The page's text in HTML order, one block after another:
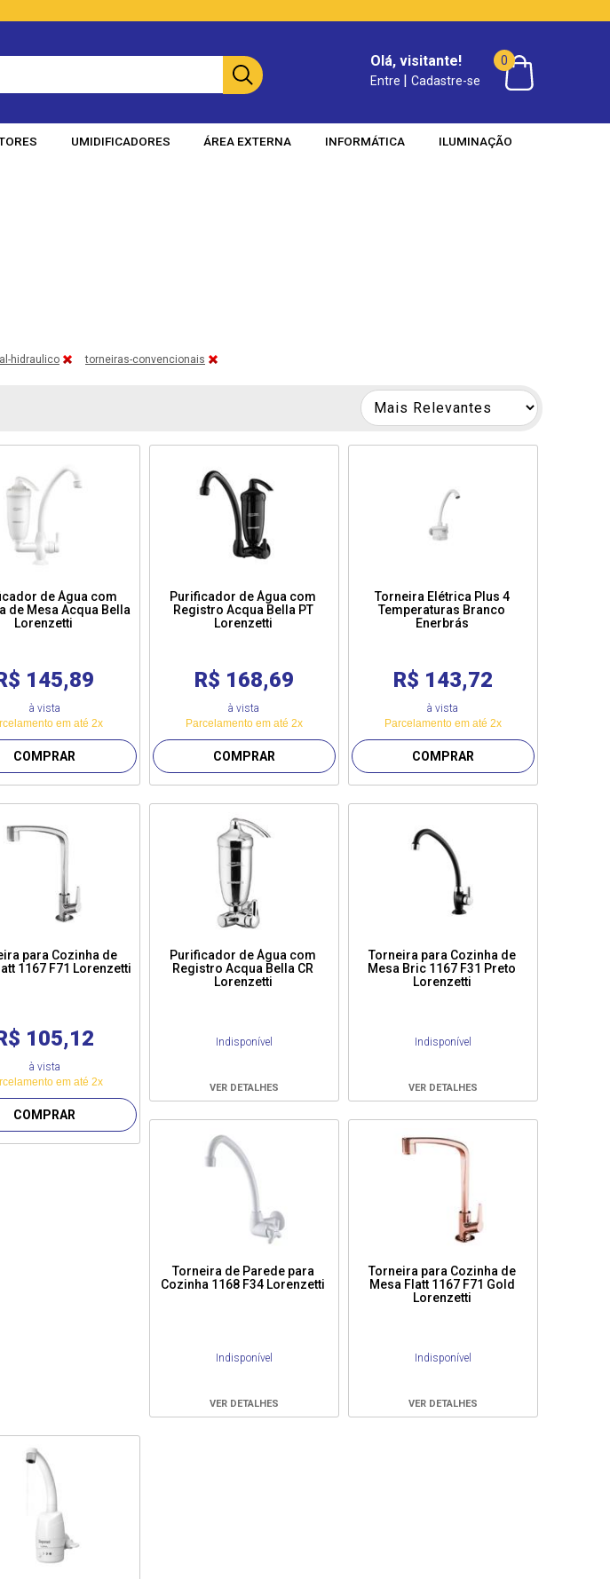
Olá, visitante!
Entre | Cadastre-se
0
UMIDIFICADORES ÁREA EXTERNA INFORMÁTICA ILUMINAÇÃO
hidraulico torneiras-convencionais
de Água com
de Mesa Acqua Bella
Lorenzetti
145,89
à vista
em até 2x
COMPRAR
Purificador de Água com
Registro Acqua Bella PT
Lorenzetti
R$ 168,69
à vista
Parcelamento em até 2x
COMPRAR
Torneira Elétrica Plus 4
Temperaturas Branco
Enerbrás
R$ 143,72
à vista
Parcelamento em até 2x
COMPRAR
para Cozinha de
1167 F71 Lorenzetti
105,12
à vista
em até 2x
COMPRAR
Purificador de Água com
Registro Acqua Bella CR
Lorenzetti
Indisponível
VER DETALHES
Torneira para Cozinha de
Mesa Bric 1167 F31 Preto
Lorenzetti
Indisponível
VER DETALHES
Torneira de Parede para
Cozinha 1168 F34 Lorenzetti
Indisponível
VER DETALHES
Torneira para Cozinha de
Mesa Flatt 1167 F71 Gold
Lorenzetti
Indisponível
VER DETALHES